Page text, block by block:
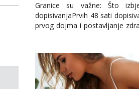
Granice su važne: Što
dopisivanjaPrvih 48 sati
prvog dojma i postavljanje
Važno je izbjeći prebrzo
informacija, jer nepoznata
povjerenje. Takođe...